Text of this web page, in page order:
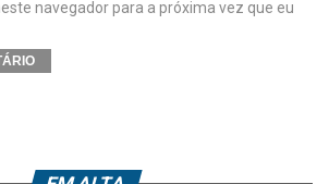
navegador para a próxima vez que eu